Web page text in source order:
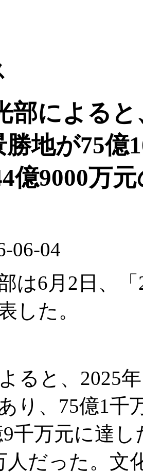
部によると
地が75億
億9000万
06-04
は6月2日、
した。
ると、2025
り、75億1千
9千万元に達
人だった。文